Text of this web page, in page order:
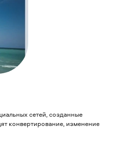
сетей, созданные
конвертирование, изменение